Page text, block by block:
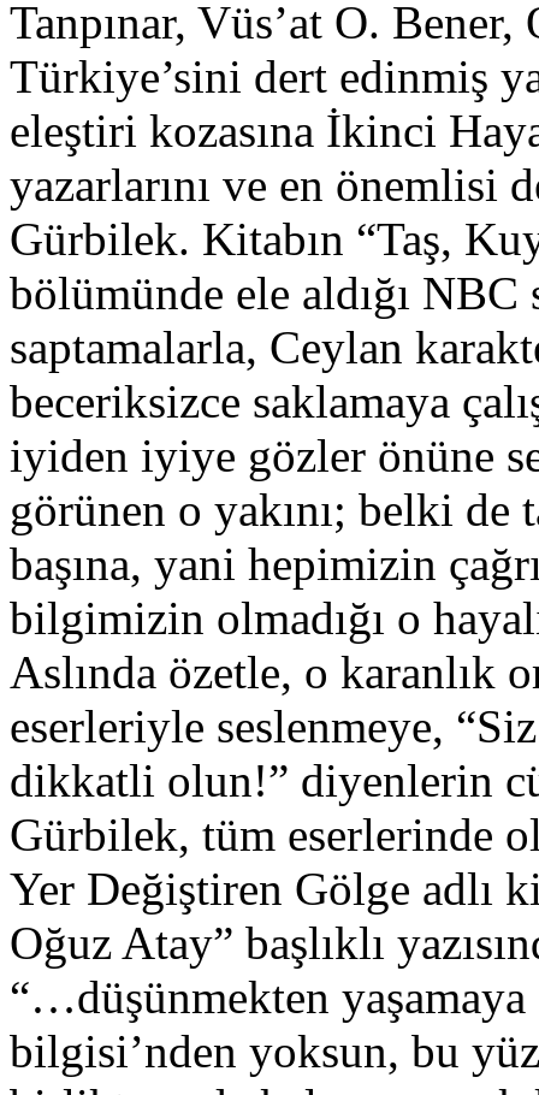
Tanpınar, Vüs’at O.
Türkiye’sini dert edinmiş
eleştiri kozasına İkinci
yazarlarını ve en önemlisi
Gürbilek. Kitabın “Taş,
bölümünde ele aldığı NBC
saptamalarla, Ceylan
beceriksizce saklamaya
iyiden iyiye gözler önüne
görünen o yakını; belki de
başına, yani hepimizin
bilgimizin olmadığı o
Aslında özetle, o karanlık
eserleriyle seslenmeye,
dikkatli olun!” diyenlerin
Gürbilek, tüm eserlerinde
Yer Değiştiren Gölge adlı
Oğuz Atay” başlıklı
“…düşünmekten yaşamaya
bilgisi’nden yoksun, bu